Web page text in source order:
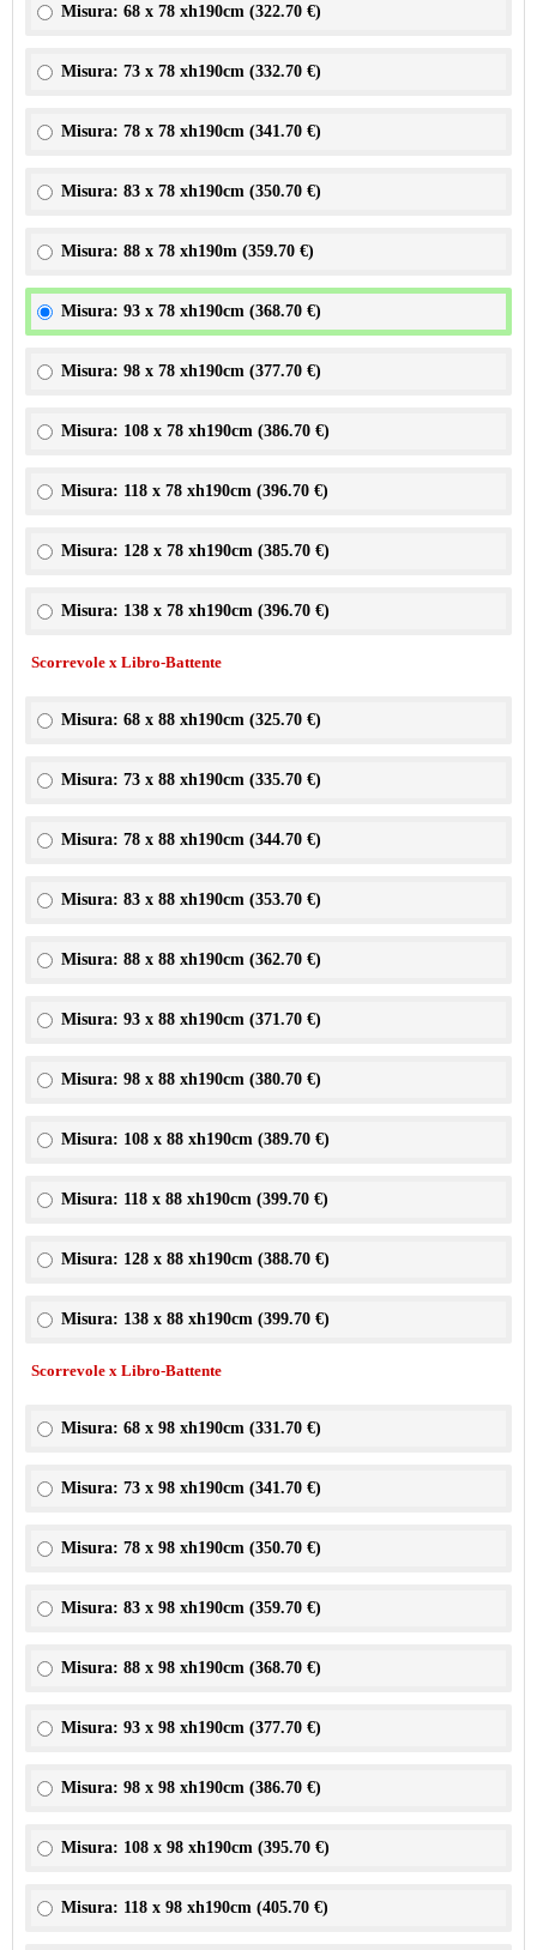
Misura: 68 x 78 xh190cm (322.70 €)
Misura: 73 x 78 xh190cm (332.70 €)
Misura: 78 x 78 xh190cm (341.70 €)
Misura: 83 x 78 xh190cm (350.70 €)
Misura: 88 x 78 xh190m (359.70 €)
Misura: 93 x 78 xh190cm (368.70 €)
Misura: 98 x 78 xh190cm (377.70 €)
Misura: 108 x 78 xh190cm (386.70 €)
Misura: 118 x 78 xh190cm (396.70 €)
Misura: 128 x 78 xh190cm (385.70 €)
Misura: 138 x 78 xh190cm (396.70 €)
Scorrevole x Libro-Battente
Misura: 68 x 88 xh190cm (325.70 €)
Misura: 73 x 88 xh190cm (335.70 €)
Misura: 78 x 88 xh190cm (344.70 €)
Misura: 83 x 88 xh190cm (353.70 €)
Misura: 88 x 88 xh190cm (362.70 €)
Misura: 93 x 88 xh190cm (371.70 €)
Misura: 98 x 88 xh190cm (380.70 €)
Misura: 108 x 88 xh190cm (389.70 €)
Misura: 118 x 88 xh190cm (399.70 €)
Misura: 128 x 88 xh190cm (388.70 €)
Misura: 138 x 88 xh190cm (399.70 €)
Scorrevole x Libro-Battente
Misura: 68 x 98 xh190cm (331.70 €)
Misura: 73 x 98 xh190cm (341.70 €)
Misura: 78 x 98 xh190cm (350.70 €)
Misura: 83 x 98 xh190cm (359.70 €)
Misura: 88 x 98 xh190cm (368.70 €)
Misura: 93 x 98 xh190cm (377.70 €)
Misura: 98 x 98 xh190cm (386.70 €)
Misura: 108 x 98 xh190cm (395.70 €)
Misura: 118 x 98 xh190cm (405.70 €)